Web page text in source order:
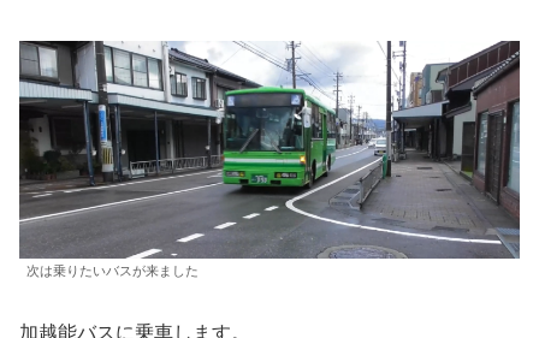
次は乗りたいバスが来ました
加越能バスに乗車します。